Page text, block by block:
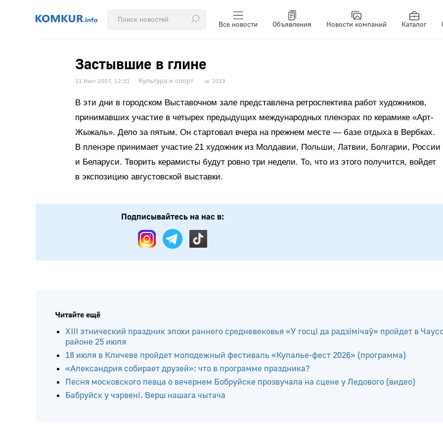
Все новости Объявления Новости компаний Каталог
Застывшие в глине
11 Июл 2007, 12:31 Культура и спорт 1013
В эти дни в городском Выставочном зале представлена ретроспектива работ художников,
принимавших участие в четырех предыдущих международных пленэрах по керамике «Арт-
Жыжаль». Дело за пятым. Он стартовал вчера на прежнем месте — базе отдыха в Вербках.
В пленэре принимает участие 21 художник из Молдавии, Польши, Латвии, Болгарии, России
и Беларуси. Творить керамисты будут ровно три недели. То, что из этого получится, войдет
в экспозицию августовской выставки.
Подписывайтесь на нас в:
Читайте ещё
ХIII этнический праздник эпохи раннего средневековья «У госці да радзімічаў» пройдет в
районе 25 июля
18 июля в Кличеве пройдет молодежный фестиваль «Купалье-фест 2026» (программа)